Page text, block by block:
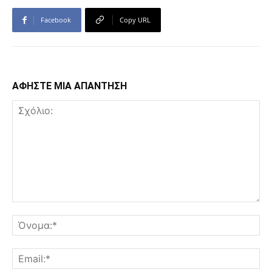
Facebook Copy URL
ΑΦΗΣΤΕ ΜΙΑ ΑΠΑΝΤΗΣΗ